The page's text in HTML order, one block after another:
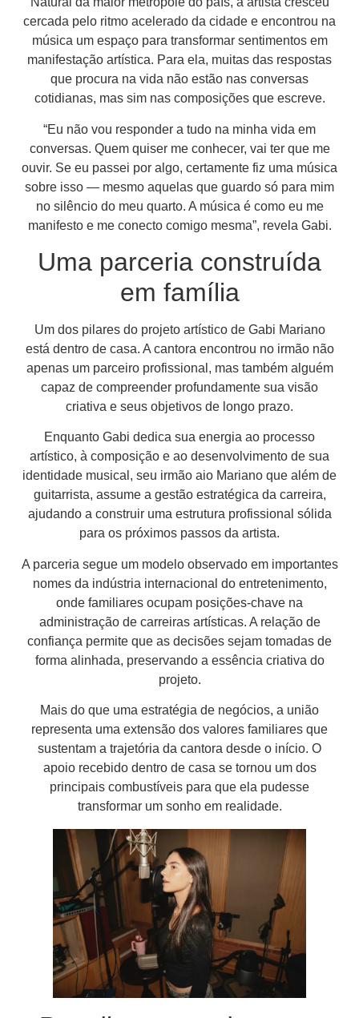
cercada pelo ritmo acelerado da cidade e encontrou na
música um espaço para transformar sentimentos em
manifestação artística. Para ela, muitas das respostas
que procura na vida não estão nas conversas
cotidianas, mas sim nas composições que escreve.
“Eu não vou responder a tudo na minha vida em
conversas. Quem quiser me conhecer, vai ter que me
ouvir. Se eu passei por algo, certamente fiz uma música
sobre isso — mesmo aquelas que guardo só para mim
no silêncio do meu quarto. A música é como eu me
manifesto e me conecto comigo mesma”, revela Gabi.
Uma parceria construída
em família
Um dos pilares do projeto artístico de Gabi Mariano
está dentro de casa. A cantora encontrou no irmão não
apenas um parceiro profissional, mas também alguém
capaz de compreender profundamente sua visão
criativa e seus objetivos de longo prazo.
Enquanto Gabi dedica sua energia ao processo
artístico, à composição e ao desenvolvimento de sua
identidade musical, seu irmão aio Mariano que além de
guitarrista, assume a gestão estratégica da carreira,
ajudando a construir uma estrutura profissional sólida
para os próximos passos da artista.
A parceria segue um modelo observado em importantes
nomes da indústria internacional do entretenimento,
onde familiares ocupam posições-chave na
administração de carreiras artísticas. A relação de
confiança permite que as decisões sejam tomadas de
forma alinhada, preservando a essência criativa do
projeto.
Mais do que uma estratégia de negócios, a união
representa uma extensão dos valores familiares que
sustentam a trajetória da cantora desde o início. O
apoio recebido dentro de casa se tornou um dos
principais combustíveis para que ela pudesse
transformar um sonho em realidade.